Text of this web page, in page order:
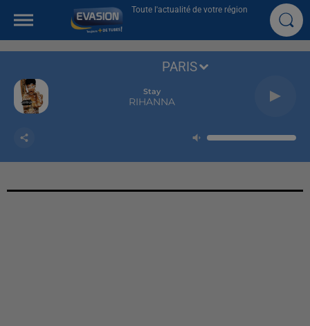
Toute l'actualité de votre région
Stay
RIHANNA
PARIS